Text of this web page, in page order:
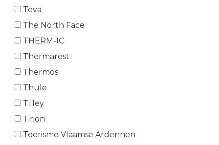
Teva
The North Face
THERM-IC
Thermarest
Thermos
Thule
Tilley
Tirion
Toerisme Vlaamse Ardennen